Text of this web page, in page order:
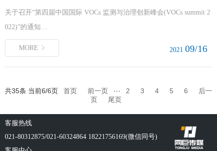
关于召开“第四届中国国际 VOCs 监测与治理创新峰会(VOCs summit 2
022)”的通知…
MORE 2021 09/16
共35条 当前6/6页 首页 前一页 ··· 2 3 4 5 6
后一
页
尾页
客服热线
021-80312875/021-60324864 18221756169(微信同号)